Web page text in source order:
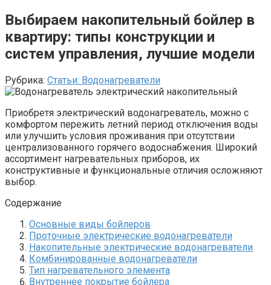
Выбираем накопительный бойлер в
квартиру: типы конструкции и
систем управления, лучшие модели
Рубрика: Статьи: Водонагреватели
Приобретя электрический водонагреватель, можно с
комфортом пережить летний период отключения воды
или улучшить условия проживания при отсутствии
централизованного горячего водоснабжения. Широкий
ассортимент нагревательных приборов, их
конструктивные и функциональные отличия осложняют
выбор.
Содержание
Основные виды бойлеров
Проточные электрические водонагреватели
Накопительные электрические водонагреватели
Комбинированные водонагреватели
Тип нагревательного элемента
Внутреннее покрытие бойлера